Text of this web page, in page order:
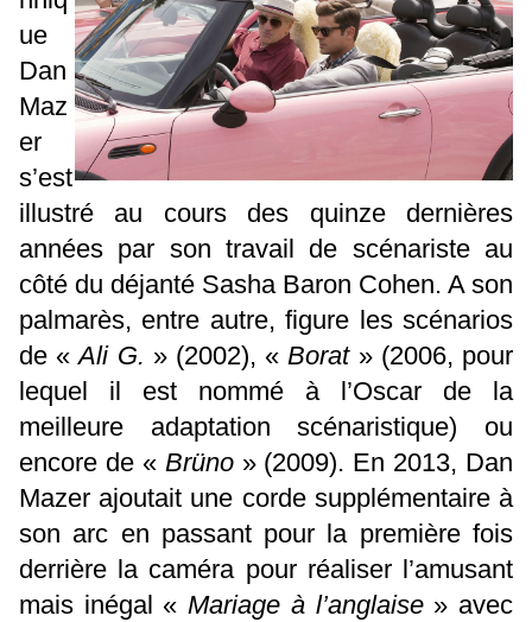
ue
Dan
Maz
er
s’est
illustré au cours des quinze dernières
années par son travail de scénariste au
côté du déjanté Sasha Baron Cohen. A son
palmarès, entre autre, figure les scénarios
de «Ali G. » (2002), «Borat » (2006, pour
lequel il est nommé à l’Oscar de la
meilleure adaptation scénaristique) ou
encore de « Brüno » (2009). En 2013, Dan
Mazer ajoutait une corde supplémentaire à
son arc en passant pour la première fois
derrière la caméra pour réaliser l’amusant
mais inégal «Mariage à l’anglaise» avec